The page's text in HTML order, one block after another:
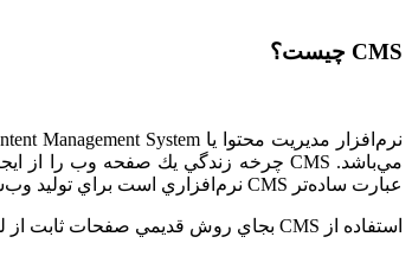
CMS چیست؟
عبارت ساده‌تر CMS نرم‌افزاري است براي توليد وب‌سايتي حرفه‌اي.
استفاده از CMS بجاي روش قديمي صفحات ثابت از لحاظ تجاري و اقتصادي مزاياي بسيار زيادي دارد از جمله: